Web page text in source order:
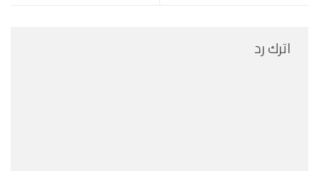
اترك رد